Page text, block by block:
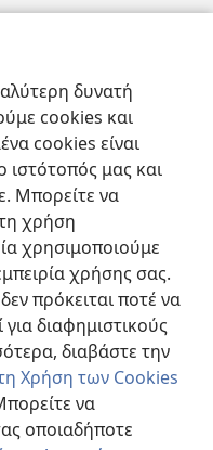
δυνατή
cookies και
cookies είναι
ιστότοπός μας και
Μπορείτε να
χρήση
χρησιμοποιούμε
χρήσης σας.
πρόκειται ποτέ να
διαφημιστικούς
διαβάστε την
Χρήση των Cookies
να
οποιαδήποτε
και ΜΜΕ